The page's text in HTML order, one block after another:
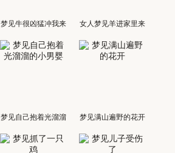
梦见牛很凶猛冲我来 女人梦见羊进家里来
了
梦见自己抱着光溜溜
的小男婴
梦见满山遍野的花开